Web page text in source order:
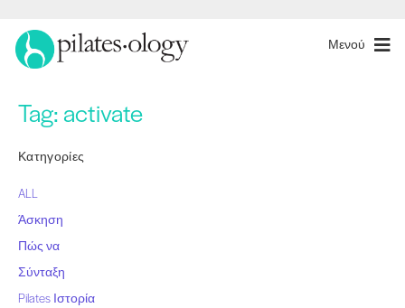
Μενού
Tag:activate
Κατηγορίες
ALL
Άσκηση
Πώς να
Σύνταξη
Pilates Ιστορία